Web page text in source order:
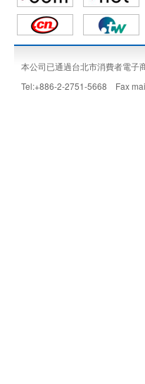
本公司已通過台北市消費者電子
Tel:+886-2-2751-5668 Fax